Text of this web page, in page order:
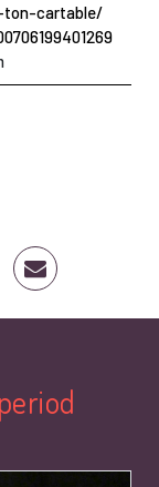
ton-cartable/